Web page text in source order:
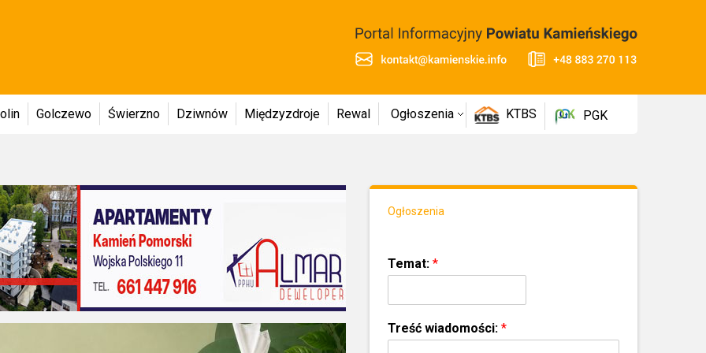
Golczewo Świerzno Dziwnów Międzyzdroje Rewal Ogłoszenia KTBS PGK
Ogłoszenia
Temat: *
Treść wiadomości: *